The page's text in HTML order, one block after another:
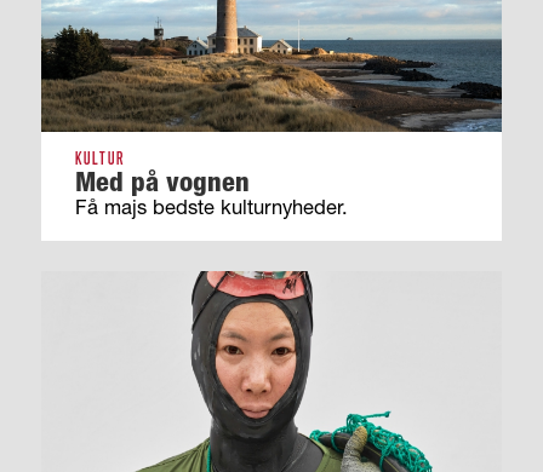
KULTUR
Med på vognen
Få majs bedste kulturnyheder.